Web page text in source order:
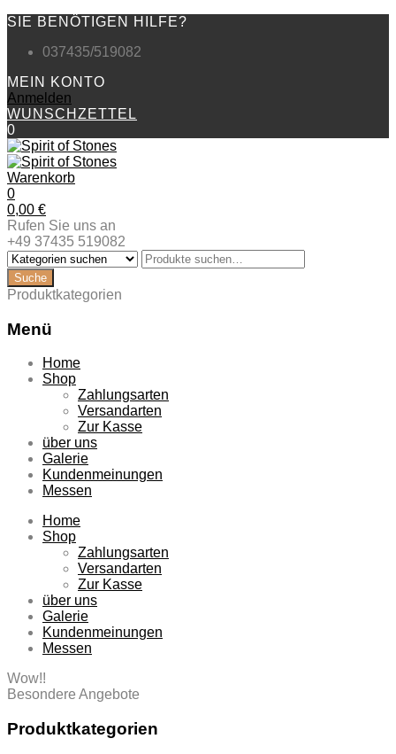
SIE BENÖTIGEN HILFE?
037435/519082
MEIN KONTO
Anmelden
WUNSCHZETTEL
0
Warenkorb
0
0,00 €
Rufen Sie uns an
+49 37435 519082
Produktkategorien
Menü
Zum
Inhalt
Home
Shop
Zahlungsarten
Versandarten
Zur Kasse
über uns
Galerie
Kundenmeinungen
Messen
Home
Shop
Zahlungsarten
Versandarten
Zur Kasse
über uns
Galerie
Kundenmeinungen
Messen
Wow!!
Besondere Angebote
Produktkategorien